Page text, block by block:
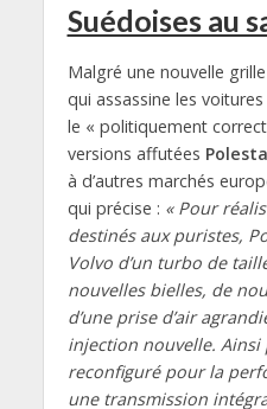
Suédoises au
Malgré une nouvelle
qui assassine les
le « politiquement
versions affutées
à d’autres marchés
qui précise : « Pour
destinés aux puristes,
Volvo d’un turbo de
nouvelles bielles, de
d’une prise d’air
injection nouvelle. Ainsi
reconfiguré pour la
une transmission